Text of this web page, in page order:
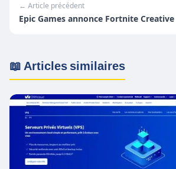
← Article précédent
Epic Games annonce Fortnite Creative
📖 Articles similaires